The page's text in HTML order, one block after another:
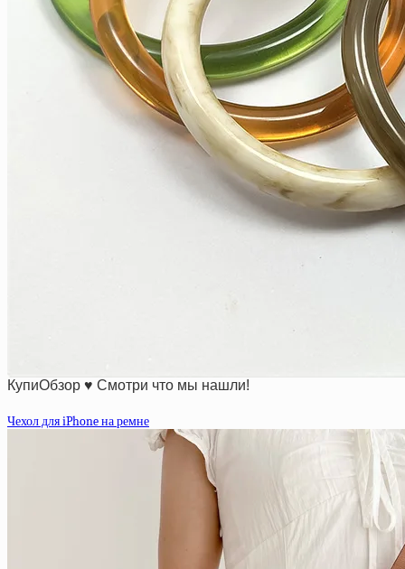
КупиОбзор ♥ Смотри что мы нашли!
Чехол для iPhone на ремне